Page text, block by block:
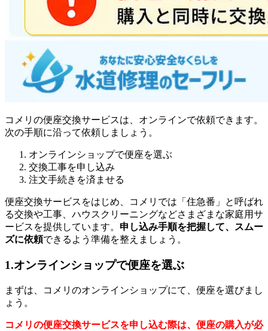
コメリの便座交換サービスは、オンラインで依頼できます。
次の手順に沿って依頼しましょう。
オンラインショップで便座を選ぶ
交換工事を申し込み
注文手続きを済ませる
便座交換サービスをはじめ、コメリでは「住急番」と呼ばれ
る交換や工事、ハウスクリーニングなどさまざまな家庭用サ
ービスを提供しています。 申し込み手順を把握して、スムー
ズに依頼できるよう準備を整えましょう。
1.オンラインショップで便座を選ぶ
まずは、コメリのオンラインショップにて、便座を選びまし
ょう。
コメリの便座交換サービスを申し込む際は、便座の購入が必